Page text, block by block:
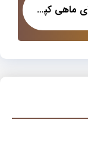
فروش ارزان بی واسطه غذای ماهی کپور اصفهان